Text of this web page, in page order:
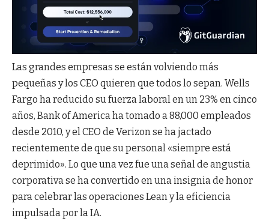
Las grandes empresas se están volviendo más
pequeñas y los CEO quieren que todos lo sepan. Wells
Fargo ha reducido su fuerza laboral en un 23% en cinco
años, Bank of America ha tomado a 88,000 empleados
desde 2010, y el CEO de Verizon se ha jactado
recientemente de que su personal «siempre está
deprimido». Lo que una vez fue una señal de angustia
corporativa se ha convertido en una insignia de honor
para celebrar las operaciones Lean y la eficiencia
impulsada por la IA.